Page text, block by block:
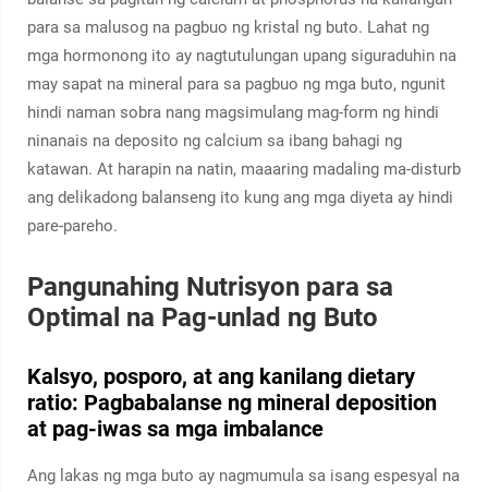
para sa malusog na pagbuo ng kristal ng buto. Lahat ng
mga hormonong ito ay nagtutulungan upang siguraduhin na
may sapat na mineral para sa pagbuo ng mga buto, ngunit
hindi naman sobra nang magsimulang mag-form ng hindi
ninanais na deposito ng calcium sa ibang bahagi ng
katawan. At harapin na natin, maaaring madaling ma-disturb
ang delikadong balanseng ito kung ang mga diyeta ay hindi
pare-pareho.
Pangunahing Nutrisyon para sa
Optimal na Pag-unlad ng Buto
Kalsyo, posporo, at ang kanilang dietary
ratio: Pagbabalanse ng mineral deposition
at pag-iwas sa mga imbalance
Ang lakas ng mga buto ay nagmumula sa isang espesyal na